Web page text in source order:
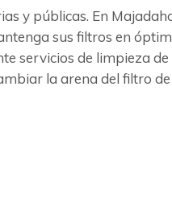
y públicas. En
sus filtros en
servicios de limpieza de
la arena del filtro